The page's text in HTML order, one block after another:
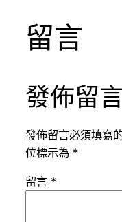
留言
發佈留
發佈留言必須填寫
位標示為 *
留言 *